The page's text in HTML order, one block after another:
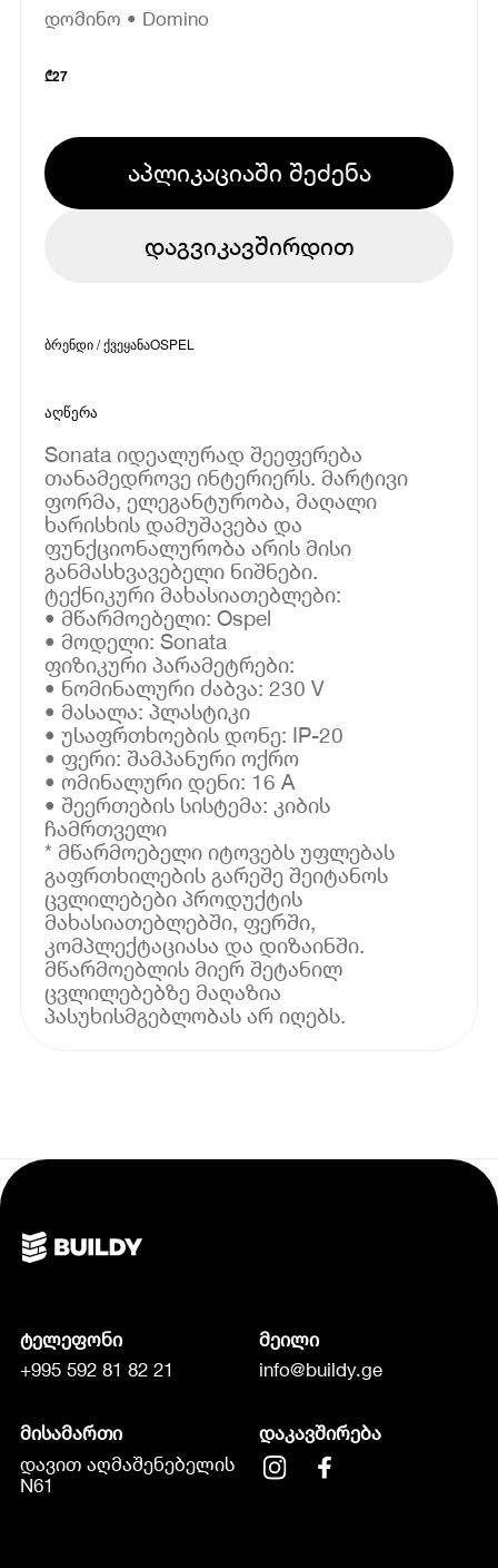
დომინო • Domino
₾27
აპლიკაციაში შეძენა
დაგვიკავშირდით
ბრენდი / ქვეყანაOSPEL
აღწერა
Sonata იდეალურად შეეფერება
თანამედროვე ინტერიერს. მარტივი
ფორმა, ელეგანტურობა, მაღალი
ხარისხის დამუშავება და
ფუნქციონალურობა არის მისი
განმასხვავებელი ნიშნები.
ტექნიკური მახასიათებლები:
• მწარმოებელი: Ospel
• მოდელი: Sonata
ფიზიკური პარამეტრები:
• ნომინალური ძაბვა: 230 V
• მასალა: პლასტიკი
• უსაფრთხოების დონე: IP-20
• ფერი: შამპანური ოქრო
• ომინალური დენი: 16 A
• შეერთების სისტემა: კიბის
ჩამრთველი
* მწარმოებელი იტოვებს უფლებას
გაფრთხილების გარეშე შეიტანოს
ცვლილებები პროდუქტის
მახასიათებლებში, ფერში,
კომპლექტაციასა და დიზაინში.
მწარმოებლის მიერ შეტანილ
ცვლილებებზე მაღაზია
პასუხისმგებლობას არ იღებს.
ტელეფონი
+995 592 81 82 21
მეილი
info@buildy.ge
მისამართი
დავით აღმაშენებელის
N61
დაკავშირება